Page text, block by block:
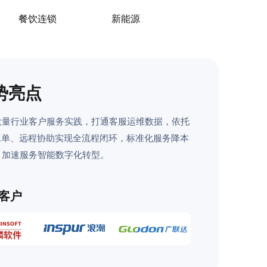
餐饮连锁 新能源
亮点
行业客户服务实践，打通客服运维数据，依托
、远程协助实现全流程闭环，标准化服务降本
速服务智能数字化转型。
户